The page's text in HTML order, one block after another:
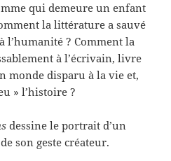
qui demeure un enfant
la littérature a sauvé
l’humanité ? Comment la
à l’écrivain, livre
monde disparu à la vie et,
» l’histoire ?
dessine le portrait d’un
son geste créateur.